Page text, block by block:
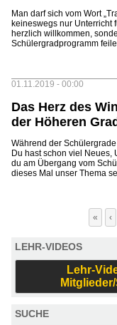
Man darf sich vom Wort
keineswegs nur Unterricht
herzlich willkommen,
Schülergradprogramm
01.11.2019 - 00:00
Das Herz des
der Höheren
Während der
Du hast schon viel Neues,
du am Übergang vom
dieses Mal unser Thema
« ‹
LEHR-VIDEOS
Lehr-
SUCHE